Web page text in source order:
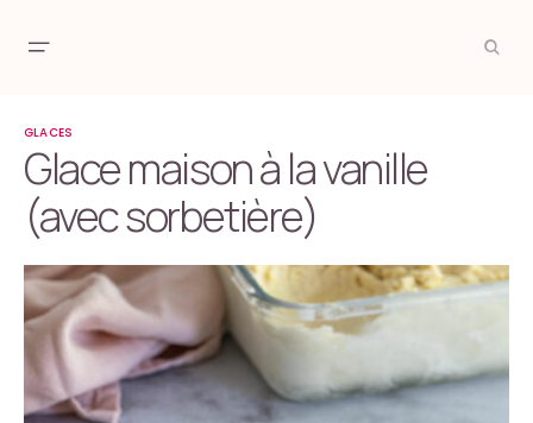
GLACES
Glace maison à la vanille
(avec sorbetière)